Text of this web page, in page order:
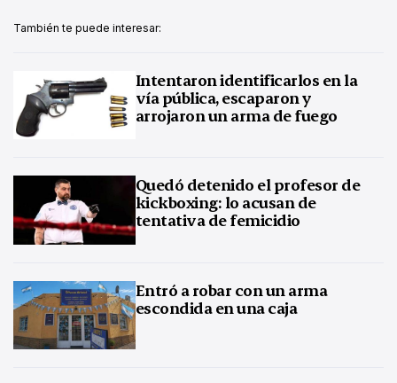
También te puede interesar:
Intentaron identificarlos en la
vía pública, escaparon y
arrojaron un arma de fuego
Quedó detenido el profesor de
kickboxing: lo acusan de
tentativa de femicidio
Entró a robar con un arma
escondida en una caja